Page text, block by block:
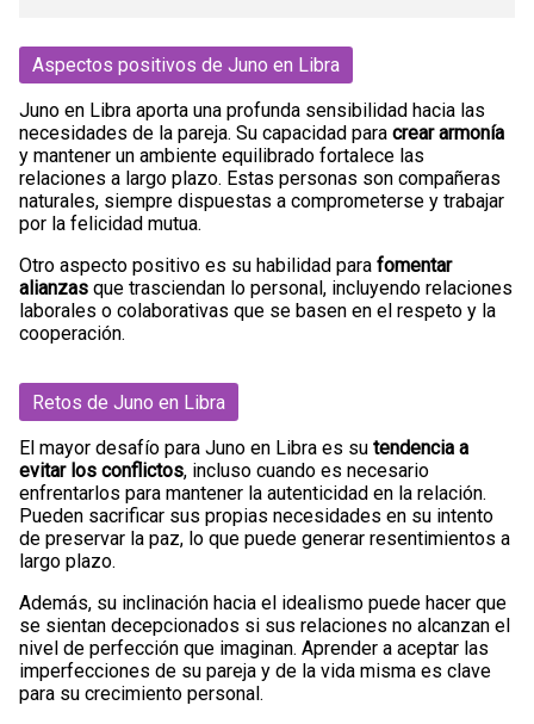
Aspectos positivos de Juno en Libra
Juno en Libra aporta una profunda sensibilidad hacia las
necesidades de la pareja. Su capacidad para crear armonía
y mantener un ambiente equilibrado fortalece las
relaciones a largo plazo. Estas personas son compañeras
naturales, siempre dispuestas a comprometerse y trabajar
por la felicidad mutua.
Otro aspecto positivo es su habilidad para fomentar
alianzas que trasciendan lo personal, incluyendo relaciones
laborales o colaborativas que se basen en el respeto y la
cooperación.
Retos de Juno en Libra
El mayor desafío para Juno en Libra es su tendencia a
evitar los conflictos, incluso cuando es necesario
enfrentarlos para mantener la autenticidad en la relación.
Pueden sacrificar sus propias necesidades en su intento
de preservar la paz, lo que puede generar resentimientos a
largo plazo.
Además, su inclinación hacia el idealismo puede hacer que
se sientan decepcionados si sus relaciones no alcanzan el
nivel de perfección que imaginan. Aprender a aceptar las
imperfecciones de su pareja y de la vida misma es clave
para su crecimiento personal.